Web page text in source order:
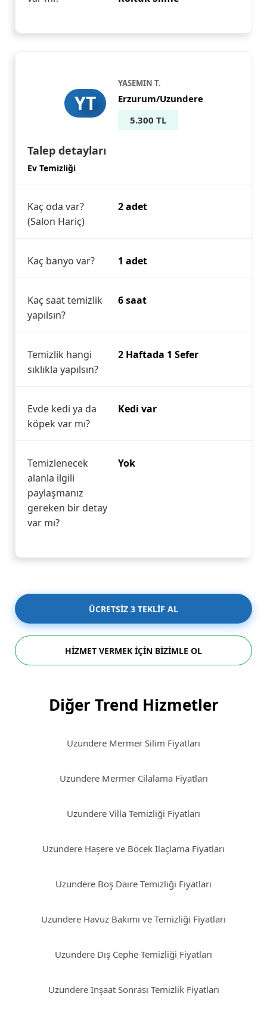
YT
YASEMIN T.
Erzurum/Uzundere
5.300 TL
Talep detayları
Ev Temizliği
Kaç oda var?
(Salon Hariç)
2 adet
Kaç banyo var? 1 adet
Kaç saat temizlik
yapılsın?
6 saat
Temizlik hangi
sıklıkla yapılsın?
2 Haftada 1 Sefer
Evde kedi ya da
köpek var mı?
Kedi var
Temizlenecek
alanla ilgili
paylaşmanız
gereken bir detay
var mı?
Yok
ÜCRETSİZ 3 TEKLİF AL
HİZMET VERMEK İÇİN BİZİMLE OL
Diğer Trend Hizmetler
Uzundere Mermer Silim Fiyatları
Uzundere Mermer Cilalama Fiyatları
Uzundere Villa Temizliği Fiyatları
Uzundere Haşere ve Böcek İlaçlama Fiyatları
Uzundere Boş Daire Temizliği Fiyatları
Uzundere Havuz Bakımı ve Temizliği Fiyatları
Uzundere Dış Cephe Temizliği Fiyatları
Uzundere İnşaat Sonrası Temizlik Fiyatları